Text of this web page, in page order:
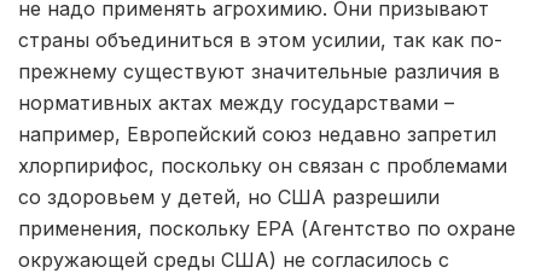
не надо применять агрохимию. Они призывают
страны объединиться в этом усилии, так как по-
прежнему существуют значительные различия в
нормативных актах между государствами –
например, Европейский союз недавно запретил
хлорпирифос, поскольку он связан с проблемами
со здоровьем у детей, но США разрешили
применения, поскольку EPA (Агентство по охране
окружающей среды США) не согласилось с